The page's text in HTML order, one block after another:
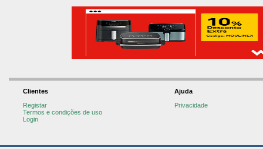
Clientes
Registar
Termos e condições de uso
Login
Ajuda
Privacidade